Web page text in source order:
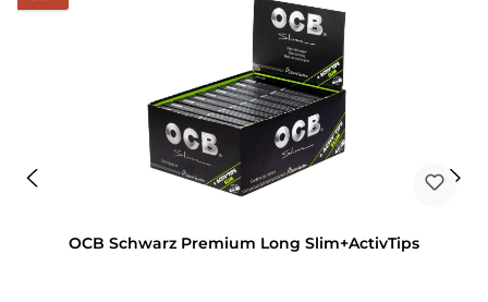
OCB Schwarz Premium Long Slim+ActivTips